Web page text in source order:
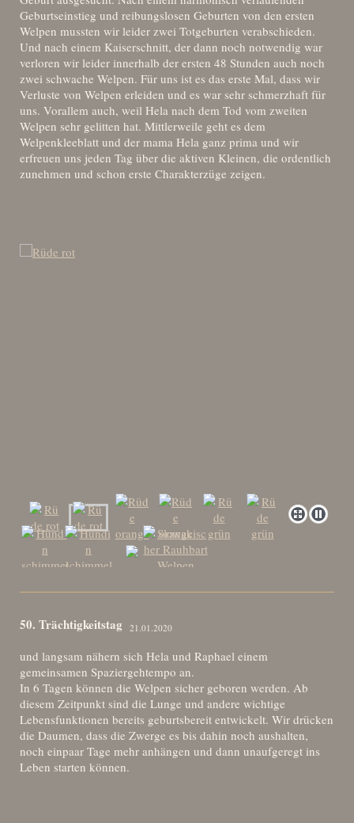
Geburtseinstieg und reibungslosen Geburten von den ersten
Welpen mussten wir leider zwei Totgeburten verabschieden.
Und nach einem Kaiserschnitt, der dann noch notwendig war
verloren wir leider innerhalb der ersten 48 Stunden auch noch
zwei schwache Welpen. Für uns ist es das erste Mal, dass wir
Verluste von Welpen erleiden und es war sehr schmerzhaft für
uns. Vorallem auch, weil Hela nach dem Tod vom zweiten
Welpen sehr gelitten hat. Mittlerweile geht es dem
Welpenkleeblatt und der mama Hela ganz prima und wir
erfreuen uns jeden Tag über die aktiven Kleinen, die ordentlich
zunehmen und schon erste Charakterzüge zeigen.
50. Trächtigkeitstag 21.01.2020
und langsam nähern sich Hela und Raphael einem
gemeinsamen Spaziergehtempo an.
In 6 Tagen können die Welpen sicher geboren werden. Ab
diesem Zeitpunkt sind die Lunge und andere wichtige
Lebensfunktionen bereits geburtsbereit entwickelt. Wir drücken
die Daumen, dass die Zwerge es bis dahin noch aushalten,
noch einpaar Tage mehr anhängen und dann unaufgeregt ins
Leben starten können.